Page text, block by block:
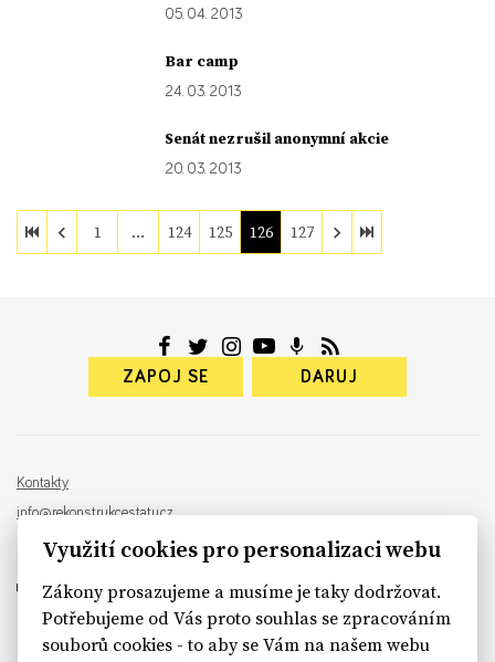
05. 04. 2013
Bar camp
24. 03. 2013
Senát nezrušil anonymní akcie
20. 03. 2013
1 … 124 125 126 127
ZAPOJ SE DARUJ
Kontakty
info@rekonstrukcestatu.cz
Návrh a vývoj: Sinfin , ilustrace:
sinfin.digital
Využití cookies pro personalizaci webu
Zákony prosazujeme a musíme je taky dodržovat.
Potřebujeme od Vás proto souhlas se zpracováním
souborů cookies - to aby se Vám na našem webu